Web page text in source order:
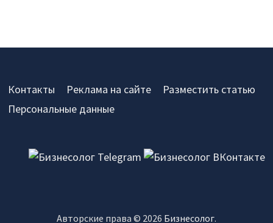
Контакты Реклама на сайте
Разместить статью
Персональные данные
Авторские права © 2026 Бизнесолог.